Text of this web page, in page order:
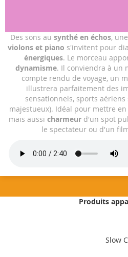
Skip
to
the
of
the
Des sons au synthé en échos,
violons et piano s'invitent pour
énergiques. Le morceau
dynamisme. Il conviendra à un
compte rendu de voyage, un
illustrera parfaitement des
sensationnels, sports
majestueux). Idéal pour mettre
mais aussi charmeurd'un spot
le spectateur ou d'un
Produits
Slow